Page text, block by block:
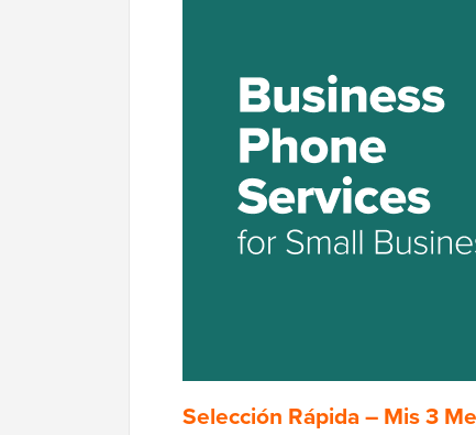
Selección Rápida – Mis 3